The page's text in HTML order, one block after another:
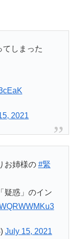
てしまった
2021
お姉様の #緊
疑惑」のイン
July 15, 2021